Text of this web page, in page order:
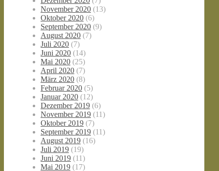
November 2020 (13)
Oktober 2020 (6)
September 2020 (9)
August 2020 (7)
Juli 2020 (7)
Juni 2020 (14)
Mai 2020 (25)
April 2020 (7)
März 2020 (8)
Februar 2020 (5)
Januar 2020 (12)
Dezember 2019 (6)
November 2019 (11)
Oktober 2019 (7)
September 2019 (11)
August 2019 (16)
Juli 2019 (19)
Juni 2019 (11)
Mai 2019 (17)